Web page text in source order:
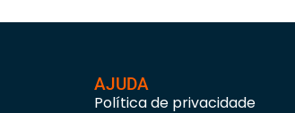
AJUDA
Política de privacidade